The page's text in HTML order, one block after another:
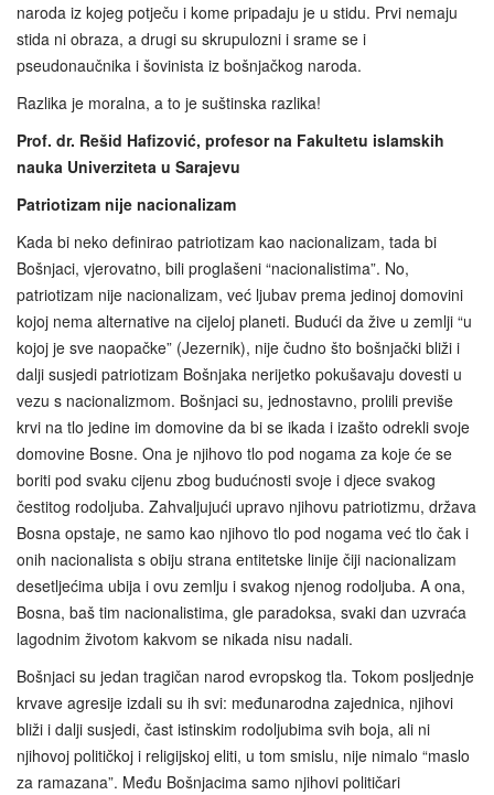
naroda iz kojeg potječu i kome pripadaju je u stidu. Prvi nemaju
stida ni obraza, a drugi su skrupulozni i srame se i
pseudonaučnika i šovinista iz bošnjačkog naroda.
Razlika je moralna, a to je suštinska razlika!
Prof. dr. Rešid Hafizović, profesor na Fakultetu islamskih
nauka Univerziteta u Sarajevu
Patriotizam nije nacionalizam
Kada bi neko definirao patriotizam kao nacionalizam, tada bi
Bošnjaci, vjerovatno, bili proglašeni “nacionalistima”. No,
patriotizam nije nacionalizam, već ljubav prema jedinoj domovini
kojoj nema alternative na cijeloj planeti. Budući da žive u zemlji “u
kojoj je sve naopačke” (Jezernik), nije čudno što bošnjački bliži i
dalji susjedi patriotizam Bošnjaka nerijetko pokušavaju dovesti u
vezu s nacionalizmom. Bošnjaci su, jednostavno, prolili previše
krvi na tlo jedine im domovine da bi se ikada i izašto odrekli svoje
domovine Bosne. Ona je njihovo tlo pod nogama za koje će se
boriti pod svaku cijenu zbog budućnosti svoje i djece svakog
čestitog rodoljuba. Zahvaljujući upravo njihovu patriotizmu, država
Bosna opstaje, ne samo kao njihovo tlo pod nogama već tlo čak i
onih nacionalista s obiju strana entitetske linije čiji nacionalizam
desetljećima ubija i ovu zemlju i svakog njenog rodoljuba. A ona,
Bosna, baš tim nacionalistima, gle paradoksa, svaki dan uzvraća
lagodnim životom kakvom se nikada nisu nadali.
Bošnjaci su jedan tragičan narod evropskog tla. Tokom posljednje
krvave agresije izdali su ih svi: međunarodna zajednica, njihovi
bliži i dalji susjedi, čast istinskim rodoljubima svih boja, ali ni
njihovoj političkoj i religijskoj eliti, u tom smislu, nije nimalo “maslo
za ramazana”. Među Bošnjacima samo njihovi političari